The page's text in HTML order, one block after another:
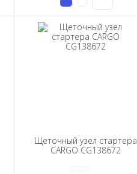
Щеточный узел стартера
CARGO CG138672